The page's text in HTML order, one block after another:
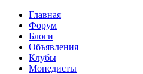
Главная
Форум
Блоги
Объявления
Клубы
Мопедисты